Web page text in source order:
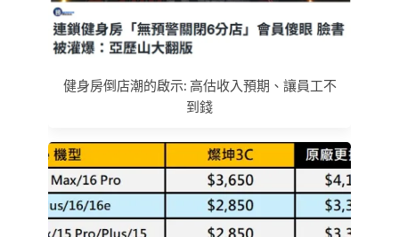
健身房倒店潮的啟示: 高估收入預期、讓員工不
到錢